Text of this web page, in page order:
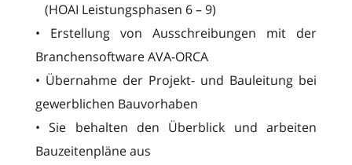
(HOAI Leistungsphasen 6 – 9)
• Erstellung von Ausschreibungen mit der
Branchensoftware AVA-ORCA
• Übernahme der Projekt- und Bauleitung bei
gewerblichen Bauvorhaben
• Sie behalten den Überblick und arbeiten
Bauzeitenpläne aus